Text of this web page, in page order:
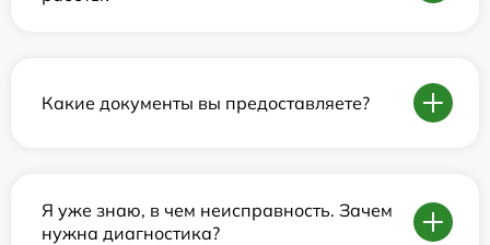
Какие документы вы предоставляете?
Я уже знаю, в чем неисправность. Зачем
нужна диагностика?